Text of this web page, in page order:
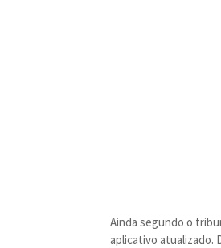
Ainda segundo o
aplicativo atualizado.